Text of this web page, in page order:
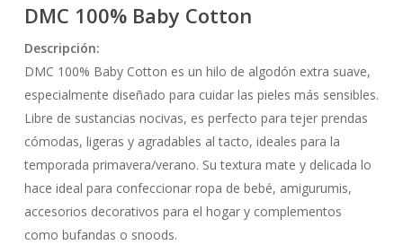
DMC 100% Baby Cotton
Descripción:
DMC 100% Baby Cotton es un hilo de algodón extra suave,
especialmente diseñado para cuidar las pieles más sensibles.
Libre de sustancias nocivas, es perfecto para tejer prendas
cómodas, ligeras y agradables al tacto, ideales para la
temporada primavera/verano. Su textura mate y delicada lo
hace ideal para confeccionar ropa de bebé, amigurumis,
accesorios decorativos para el hogar y complementos
como bufandas o snoods.